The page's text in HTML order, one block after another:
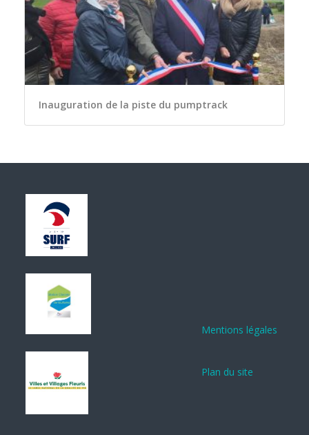
Inauguration de la piste du pumptrack
Mentions légales
Plan du site